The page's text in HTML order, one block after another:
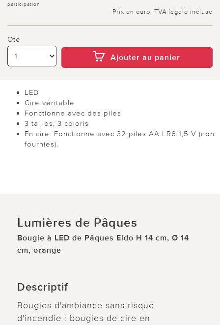
participation
Prix en euro, TVA légale incluse
Qté
Ajouter au panier
LED
Cire véritable
Fonctionne avec des piles
3 tailles, 3 coloris
En cire. Fonctionne avec 32 piles AA LR6 1,5 V (non
fournies).
Lumières de Pâques
Bougie à LED de Pâques Eldo H 14 cm, Ø 14
cm, orange
Descriptif
Bougies d'ambiance sans risque
d'incendie : bougies de cire en